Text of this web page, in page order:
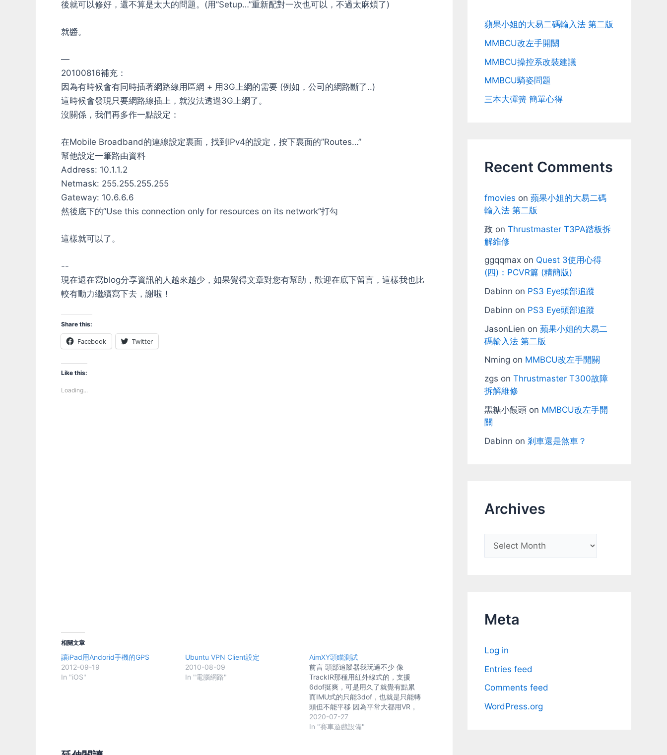
後就可以修好，還不算是太大的問題。(用”Setup…”重新配對一次也可以，不過太麻煩了)
就醬。
—
20100816補充：
因為有時候會有同時插著網路線用區網 + 用3G上網的需要 (例如，公司的網路斷了..)
這時候會發現只要網路線插上，就沒法透過3G上網了。
沒關係，我們再多作一點設定：
在Mobile Broadband的連線設定裏面，找到IPv4的設定，按下裏面的”Routes…”
幫他設定一筆路由資料
Address: 10.1.1.2
Netmask: 255.255.255.255
Gateway: 10.6.6.6
然後底下的”Use this connection only for resources on its network”打勾
這樣就可以了。
--
現在還在寫blog分享資訊的人越來越少，如果覺得文章對您有幫助，歡迎在底下留言，這樣我也比
較有動力繼續寫下去，謝啦！
Share this:
Facebook Twitter
Like this:
Loading...
相關文章
讓iPad用Andorid手機的GPS
2012-09-19
In "iOS"
Ubuntu VPN Client設定
2010-08-09
In "電腦網路"
AimXY頭瞄測試
前言 頭部追蹤器我玩過不少 像
TrackIR那種用紅外線式的，支援
6dof挺爽，可是用久了就覺有點累
而IMU式的只能3dof，也就是只能轉
頭但不能平移 因為平常大都用VR，
用到後來覺得IMU式的相對簡單輕鬆
一點 之前就自己製作個藍牙IMU的頭
2020-07-27
In "賽車遊戲設備"
蘋果小姐的大易二碼輸入法 第二版
MMBCU改左手開關
MMBCU操控系改裝建議
MMBCU騎姿問題
三本大彈簧 簡單心得
Recent Comments
fmovies on 蘋果小姐的大易二碼
輸入法 第二版
政 on Thrustmaster T3PA踏板拆
解維修
ggqqmax on Quest 3使用心得
(四)：PCVR篇 (精簡版)
Dabinn on PS3 Eye頭部追蹤
Dabinn on PS3 Eye頭部追蹤
JasonLien on 蘋果小姐的大易二
碼輸入法 第二版
Nming on MMBCU改左手開關
zgs on Thrustmaster T300故障
拆解維修
黑糖小饅頭 on MMBCU改左手開
關
Dabinn on 剎車還是煞車？
Archives
r
vMeta
Log in
Entries feed
Comments feed
WordPress.org